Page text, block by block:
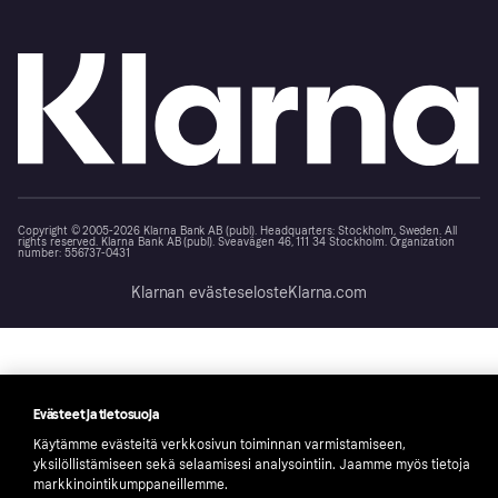
Copyright © 2005-2026 Klarna Bank AB (publ). Headquarters: Stockholm, Sweden. All
rights reserved. Klarna Bank AB (publ). Sveavägen 46, 111 34 Stockholm. Organization
number: 556737-0431
Klarnan evästeselosteKlarna.com
Evästeet ja tietosuoja
Käytämme evästeitä verkkosivun toiminnan varmistamiseen,
yksilöllistämiseen sekä selaamisesi analysointiin. Jaamme myös tietoja
markkinointikumppaneillemme.